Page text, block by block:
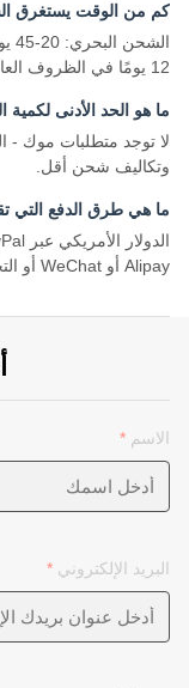
كم من الوقت يستغرق
12 يومًا في الظروف العادية.
ما هو الحد الأدنى
لا توجد متطلبات موك -
وتكاليف شحن أقل.
ما هي طرق الدفع التي
Alipay أو WeChat أو التحويل البنكي الصيني.
الاسم *
البريد الإلكتروني *